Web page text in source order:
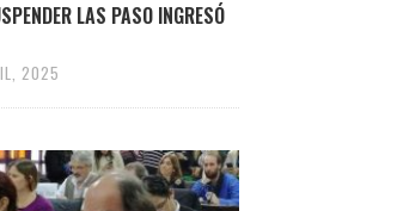
LAS PASO INGRESÓ
2025